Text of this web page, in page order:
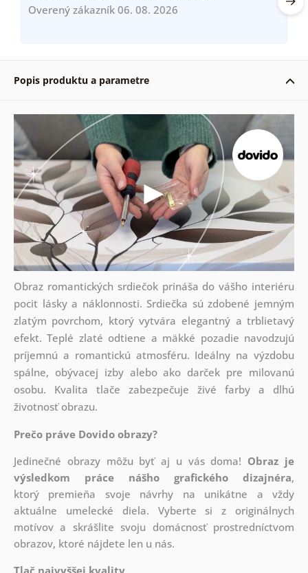
Overený zákazník 06. 08. 2026
Popis produktu a parametre
Obraz romantických srdiečok prináša do vášho interiéru
pocit lásky a náklonnosti. Srdiečka sú zdobené jemným
zlatým povrchom, ktorý vytvára elegantný a trblietavý
efekt. Teplé zlaté odtiene a mäkké pozadie navodzujú
príjemnú a romantickú atmosféru. Ideálny na výzdobu
spálne, obývacej izby alebo ako darček pre milovanú
osobu. Kvalita tlače zabezpečuje živé farby a dlhú
životnosť obrazu.
Prečo práve Dovido obrazy?
Jedinečné obrazy môžu byť aj u vás doma! Obraz je
výsledkom práce nášho grafického dizajnéra,
ktorý premieňa svoje návrhy na unikátne a vždy
aktuálne umelecké diela. Vyberte si z originálnych
motívov a skrášlite svoju domácnosť prostredníctvom
obrazov, ktoré nájdete len u nás.